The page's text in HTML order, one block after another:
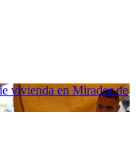
vivienda en Mirador de